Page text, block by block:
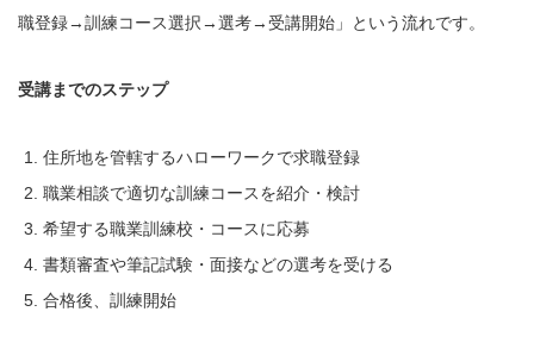
職登録→訓練コース選択→選考→受講開始」という流れです。
受講までのステップ
住所地を管轄するハローワークで求職登録
職業相談で適切な訓練コースを紹介・検討
希望する職業訓練校・コースに応募
書類審査や筆記試験・面接などの選考を受ける
合格後、訓練開始